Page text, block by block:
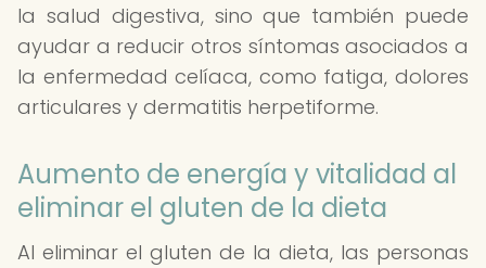
la salud digestiva, sino que también puede
ayudar a reducir otros síntomas asociados a
la enfermedad celíaca, como fatiga, dolores
articulares y dermatitis herpetiforme.
Aumento de energía y vitalidad al
eliminar el gluten de la dieta
Al eliminar el gluten de la dieta, las personas